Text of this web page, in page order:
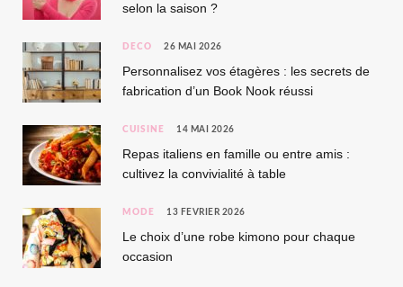
selon la saison ?
DÉCO 26 MAI 2026
Personnalisez vos étagères : les secrets de
fabrication d’un Book Nook réussi
CUISINE 14 MAI 2026
Repas italiens en famille ou entre amis :
cultivez la convivialité à table
MODE 13 FÉVRIER 2026
Le choix d’une robe kimono pour chaque
occasion